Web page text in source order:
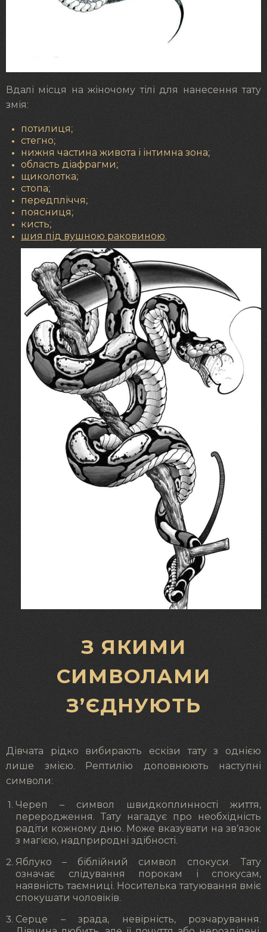
Вдалі місця на жіночому тілі для нанесення тату
змія:
потилиця;
стегно;
нижня частина живота і інтимна зона;
область діафрагми;
щиколотка;
стопа;
передпліччя;
поясниця;
кисть;
шия під вушною раковиною.
З ЯКИМИ
СИМВОЛАМИ
З’ЄДНУЮТЬ
Дівчата рідко вибирають ескізи тату з однією
лише змією. Рептилію доповнюють наступні
символи:
Череп – символ швидкоплинності життя,
переродження. Тату нагадує про необхідність
радіти кожному дню. Може вказувати на зв’язок
з магією, надприродні здібності.
Яблуко – біблійний символ спокуси. Тату
означає слідування порокам і спокусам,
наявність таємниці. Носителька татуювання вміє
спокушати чоловіків.
Серце – зрада, невірність, розчарування.